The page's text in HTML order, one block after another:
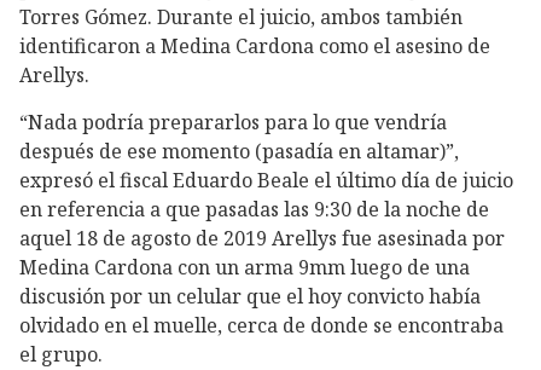
Torres Gómez. Durante el juicio, ambos también
identificaron a Medina Cardona como el asesino de
Arellys.
“Nada podría prepararlos para lo que vendría
después de ese momento (pasadía en altamar)”,
expresó el fiscal Eduardo Beale el último día de juicio
en referencia a que pasadas las 9:30 de la noche de
aquel 18 de agosto de 2019 Arellys fue asesinada por
Medina Cardona con un arma 9mm luego de una
discusión por un celular que el hoy convicto había
olvidado en el muelle, cerca de donde se encontraba
el grupo.